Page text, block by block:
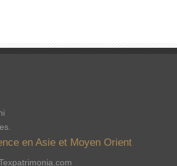
en Asie et Moyen Orient